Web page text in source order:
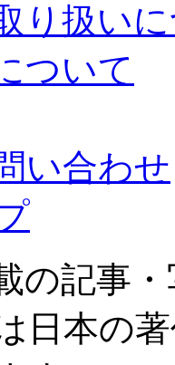
り扱い
ついて
い合わせ
の記事
日本の